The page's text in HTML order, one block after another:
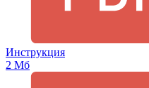
Инструкция
2 Мб